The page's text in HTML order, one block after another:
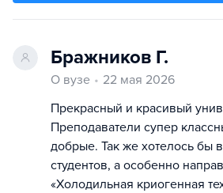
Бражников Г.
О вузе
22 мая 2026
Прекрасный и красивый
Преподаватели супер
добрые. Так же хотелось бы
студентов, а особенно
«Холодильная криогенная